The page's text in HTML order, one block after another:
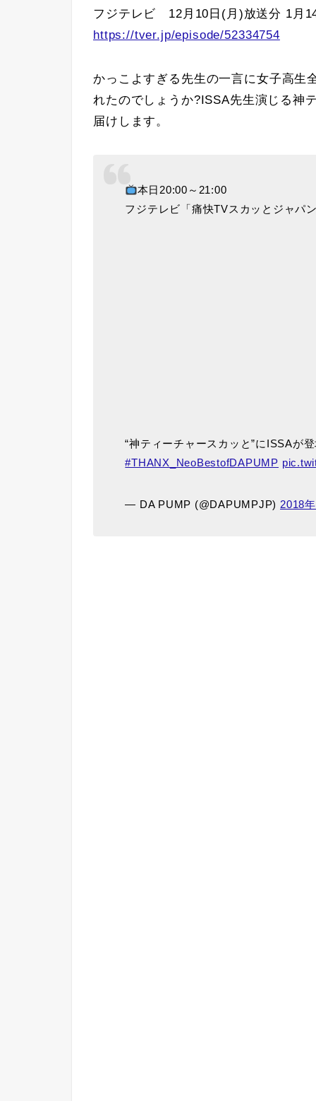
フジテレビ 12月10日(月)放送分 1月
https://tver.jp/episode/52334754
かっこよすぎる先生の一言に女子高生
れたのでしょうか?ISSA先生演じる神
届けします。
本日20:00～21:00
フジテレビ「痛快TVスカッとジャパ
“神ティーチャースカッと”にISSAが
#THANX_NeoBestofDAPUMP
— DA PUMP (@DAPUMPJP) 2018